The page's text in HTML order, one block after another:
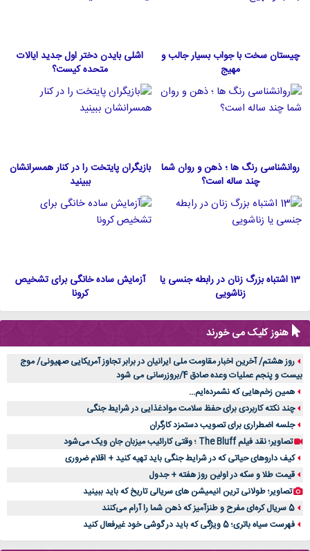
چیستان سخت با جواب بسیار جالب و
مهیج
اشلی بایدن دختر اول جدید ایالات
متحده كيست؟
روانشناسی رنگ ها ؛ ذهن و روان شما
چند ساله است؟
بازیگران پایتخت را در کنار همسرانشان
ببینید
13 اشتباه بزرگ زنان در رابطه جنسی یا
زناشویی
آزمایش ساده خانگی برای تشخیص
کرونا
هنوز کلیک می خورند
روز هشتم/ آخرین اخبار مقاومت ملی ایرانیان در برابر تجاوز آمریکایی صهیونی/ موج
بیست و پنجم عملیات وعده صادق 4/بروزرسانی می شود
همین زخم‌هایی که نشمرده‌ایم...
چند نکته کاربردی برای حفظ سلامت موادغذایی در شرایط جنگی
جلسه اضطراری برای تصویب دستمزد کارگران
تصاویر؛ نقد فیلم The Bluff ؛ وقتی کارائیب میزبان جان ویک می‌شود
کیف داروهای حیاتی که در شرایط جنگی باید تهیه کنید + اقلام ضروری
قیمت طلا و سکه در اولین روز هفته + جدول
تصاویر؛ طولانی ترین انیمیشن های سریالی تاریخ که باید ببینید
5 سریال کره‌ای مفرح و طنزآمیز که ذهن شما را آرام می‌کنند
فهرست سیاه باتری؛ 5 ویژگی که باید در گوشی خود غیرفعال کنید